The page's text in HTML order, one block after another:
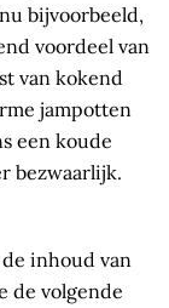
bijvoorbeeld,
voordeel van
van kokend
jampotten
een koude
bezwaarlijk.
inhoud van
de volgende